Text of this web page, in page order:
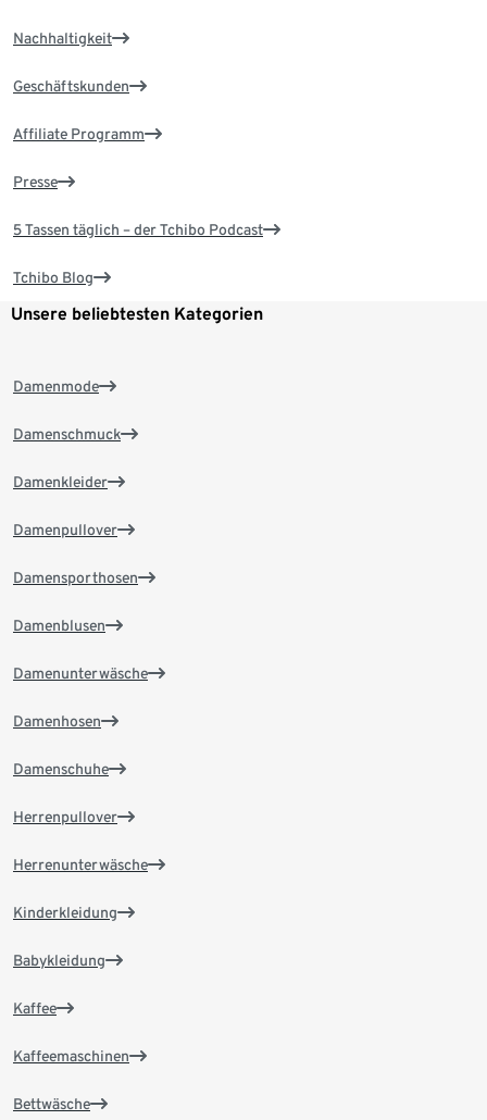
Nachhaltigkeit
Geschäftskunden
Affiliate Programm
Presse
5 Tassen täglich – der Tchibo Podcast
Tchibo Blog
Unsere beliebtesten Kategorien
Damenmode
Damenschmuck
Damenkleider
Damenpullover
Damensporthosen
Damenblusen
Damenunterwäsche
Damenhosen
Damenschuhe
Herrenpullover
Herrenunterwäsche
Kinderkleidung
Babykleidung
Kaffee
Kaffeemaschinen
Bettwäsche